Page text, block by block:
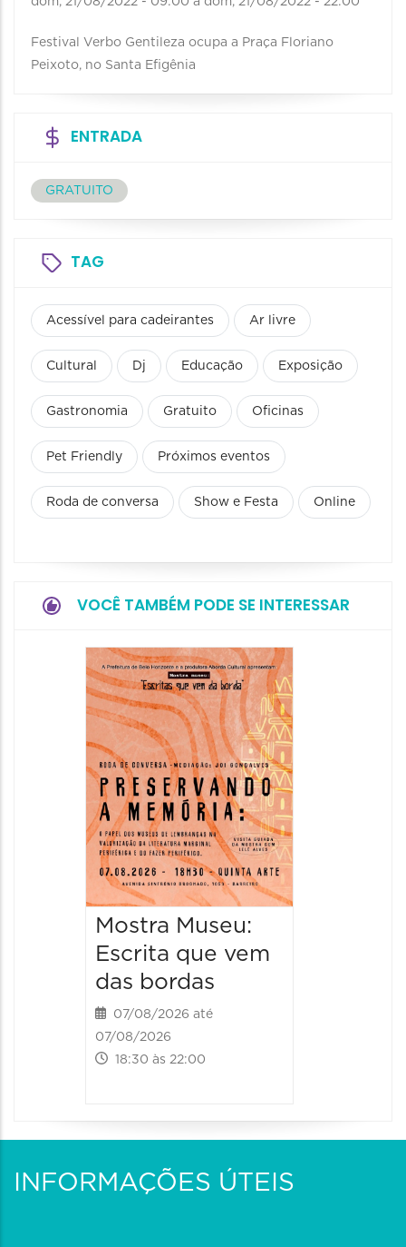
Festival Verbo Gentileza ocupa a Praça Floriano
Peixoto, no Santa Efigênia
ENTRADA
GRATUITO
TAG
Acessível para cadeirantes Ar livre
Cultural Dj Educação Exposição
Gastronomia Gratuito Oficinas
Pet Friendly Próximos eventos
Roda de conversa Show e Festa Online
VOCÊ TAMBÉM PODE SE INTERESSAR
Mostra Museu:
Escrita que vem
das bordas
07/08/2026 até
07/08/2026
18:30 às 22:00
INFORMAÇÕES ÚTEIS